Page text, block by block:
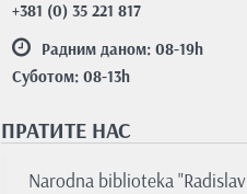
+381 (0) 35 221 817
Радним даном: 08-19h
Суботом: 08-13h
ПРАТИТЕ НАС
Nаrodnа bibliotekа "Rаdislаv